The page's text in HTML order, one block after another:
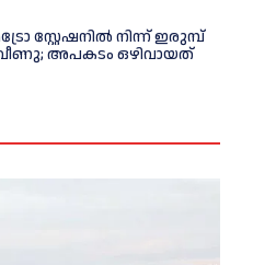
സ്റ്റേഷനിൽ നിന്ന് ഇരുമ്പ്
അപകടം ഒഴിവായത്